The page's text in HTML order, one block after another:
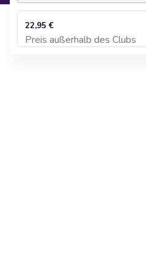
22,95 €
Preis außerhalb des Clubs
Zum Warenkorb hinzufügen